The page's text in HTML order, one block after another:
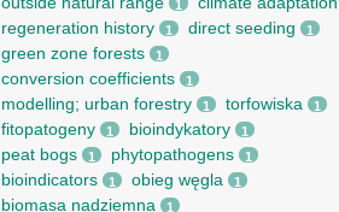
1
regeneration history 1 direct seeding 1
green zone forests 1
conversion coefficients 1
modelling; urban forestry 1 torfowiska 1
fitopatogeny 1 bioindykatory 1
peat bogs 1 phytopathogens 1
bioindicators 1 obieg węgla 1
biomasa nadziemna 1